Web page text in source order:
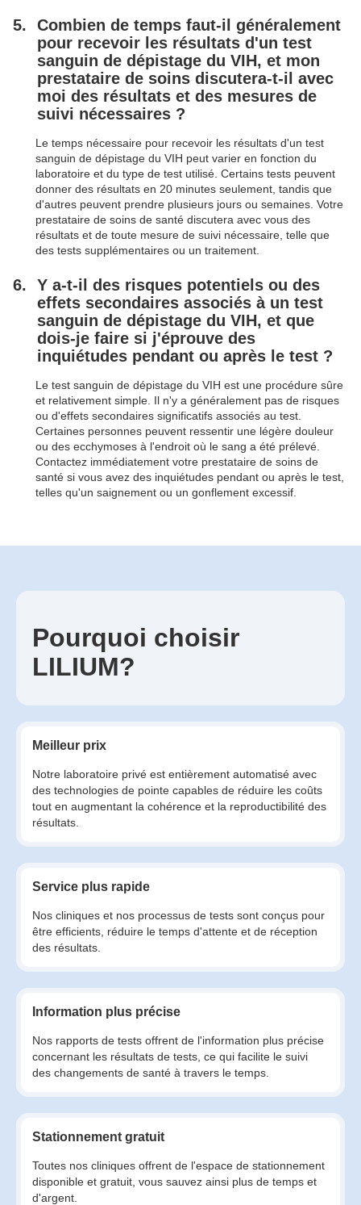
Combien de temps faut-il généralement
pour recevoir les résultats d'un test
sanguin de dépistage du VIH, et mon
prestataire de soins discutera-t-il avec
moi des résultats et des mesures de
suivi nécessaires ?
Le temps nécessaire pour recevoir les résultats d'un test
sanguin de dépistage du VIH peut varier en fonction du
laboratoire et du type de test utilisé. Certains tests peuvent
donner des résultats en 20 minutes seulement, tandis que
d'autres peuvent prendre plusieurs jours ou semaines. Votre
prestataire de soins de santé discutera avec vous des
résultats et de toute mesure de suivi nécessaire, telle que
des tests supplémentaires ou un traitement.
Y a-t-il des risques potentiels ou des
effets secondaires associés à un test
sanguin de dépistage du VIH, et que
dois-je faire si j'éprouve des
inquiétudes pendant ou après le test ?
Le test sanguin de dépistage du VIH est une procédure sûre
et relativement simple. Il n'y a généralement pas de risques
ou d'effets secondaires significatifs associés au test.
Certaines personnes peuvent ressentir une légère douleur
ou des ecchymoses à l'endroit où le sang a été prélevé.
Contactez immédiatement votre prestataire de soins de
santé si vous avez des inquiétudes pendant ou après le test,
telles qu'un saignement ou un gonflement excessif.
Pourquoi choisir
LILIUM?
Meilleur prix
Notre laboratoire privé est entièrement automatisé avec
des technologies de pointe capables de réduire les coûts
tout en augmentant la cohérence et la reproductibilité des
résultats.
Service plus rapide
Nos cliniques et nos processus de tests sont conçus pour
être efficients, réduire le temps d'attente et de réception
des résultats.
Information plus précise
Nos rapports de tests offrent de l'information plus précise
concernant les résultats de tests, ce qui facilite le suivi
des changements de santé à travers le temps.
Stationnement gratuit
Toutes nos cliniques offrent de l'espace de stationnement
disponible et gratuit, vous sauvez ainsi plus de temps et
d'argent.